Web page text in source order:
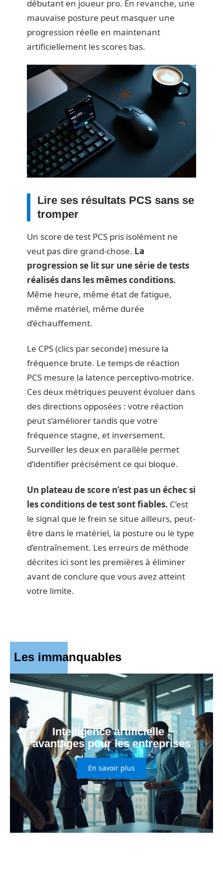
débutant en joueur pro. En revanche, une
mauvaise posture peut masquer une
progression réelle en maintenant
artificiellement les scores bas.
Lire ses résultats PCS sans se
tromper
Un score de test PCS pris isolément ne
veut pas dire grand-chose. La
progression se lit sur une série de tests
réalisés dans les mêmes conditions.
Même heure, même état de fatigue,
même matériel, même durée
d’échauffement.
Le CPS (clics par seconde) mesure la
fréquence brute. Le temps de réaction
PCS mesure la latence perceptivo-motrice.
Ces deux métriques peuvent évoluer dans
des directions opposées : votre réaction
peut s’améliorer tandis que votre
fréquence stagne, et inversement.
Surveiller les deux en parallèle permet
d’identifier précisément ce qui bloque.
Un plateau de score n’est pas un échec si
les conditions de test sont fiables. C’est
le signal que le frein se situe ailleurs, peut-
être dans le matériel, la posture ou le type
d’entraînement. Les erreurs de méthode
décrites ici sont les premières à éliminer
avant de conclure que vous avez atteint
votre limite.
Les immanquables
Intelligence artificielle :
avantages pour les entreprises
En savoir plus